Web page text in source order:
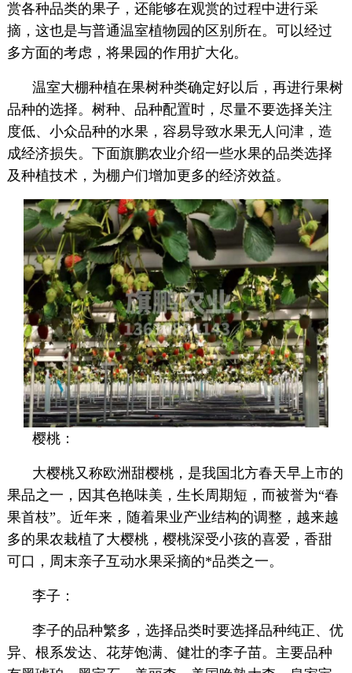
赏各种品类的果子，还能够在观赏的过程中进行采
摘，这也是与普通温室植物园的区别所在。可以经过
多方面的考虑，将果园的作用扩大化。
温室大棚种植在果树种类确定好以后，再进行果树
品种的选择。树种、品种配置时，尽量不要选择关注
度低、小众品种的水果，容易导致水果无人问津，造
成经济损失。下面旗鹏农业介绍一些水果的品类选择
及种植技术，为棚户们增加更多的经济效益。
樱桃：
大樱桃又称欧洲甜樱桃，是我国北方春天早上市的
果品之一，因其色艳味美，生长周期短，而被誉为“春
果首枝”。近年来，随着果业产业结构的调整，越来越
多的果农栽植了大樱桃，樱桃深受小孩的喜爱，香甜
可口，周末亲子互动水果采摘的*品类之一。
李子：
李子的品种繁多，选择品类时要选择品种纯正、优
异、根系发达、花芽饱满、健壮的李子苗。主要品种